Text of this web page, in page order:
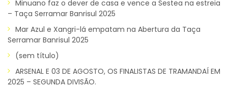
Minuano faz o dever de casa e vence a Sestea na estreia
– Taça Serramar Banrisul 2025
Mar Azul e Xangri-lá empatam na Abertura da Taça
Serramar Banrisul 2025
(sem título)
ARSENAL E 03 DE AGOSTO, OS FINALISTAS DE TRAMANDAÍ EM
2025 – SEGUNDA DIVISÃO.